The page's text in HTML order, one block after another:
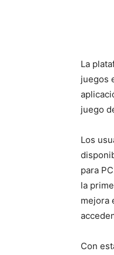
La
juegos
juego
Los
para
la
mejora
Con